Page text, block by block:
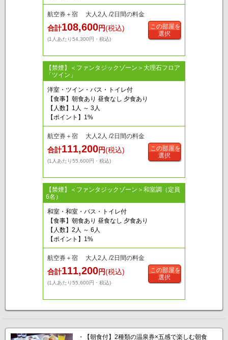
航空券＋宿 大人2人 /2日間の料金
合計108,600円(税込)
(1人あたり54,300円・税込)
この部屋を
選択
【禁煙】＜ファンタジックゾーン＞大理石フロア
「ツイン」
洋室・ツイン・バス・トイレ付
【食事】朝食あり 昼食なし 夕食あり
【人数】1人 ～ 3人
【ポイント】1%
航空券＋宿 大人2人 /2日間の料金
合計111,200円(税込)
(1人あたり55,600円・税込)
この部屋を
選択
【禁煙】＜ファンタジックゾーン＞和室調（定員
6名）
和室・和室・バス・トイレ付
【食事】朝食あり 昼食なし 夕食あり
【人数】2人 ～ 6人
【ポイント】1%
航空券＋宿 大人2人 /2日間の料金
合計111,200円(税込)
(1人あたり55,600円・税込)
この部屋を
選択
・【朝食付】2種類の温泉券×五感で楽しむ朝食